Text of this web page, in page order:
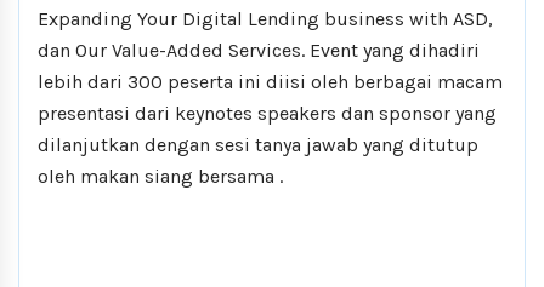
Expanding Your Digital Lending business with ASD,
dan Our Value-Added Services. Event yang dihadiri
lebih dari 300 peserta ini diisi oleh berbagai macam
presentasi dari keynotes speakers dan sponsor yang
dilanjutkan dengan sesi tanya jawab yang ditutup
oleh makan siang bersama .